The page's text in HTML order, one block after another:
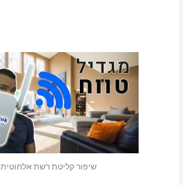
שיפור קליטת רשת אלחוטית